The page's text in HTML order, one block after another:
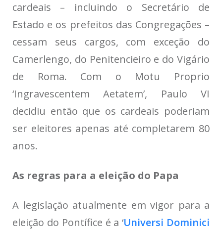
cardeais – incluindo o Secretário de
Estado e os prefeitos das Congregações –
cessam seus cargos, com exceção do
Camerlengo, do Penitencieiro e do Vigário
de Roma. Com o Motu Proprio
‘Ingravescentem Aetatem’, Paulo VI
decidiu então que os cardeais poderiam
ser eleitores apenas até completarem 80
anos.
As regras para a eleição do Papa
A legislação atualmente em vigor para a
eleição do Pontífice é a ‘Universi Dominici